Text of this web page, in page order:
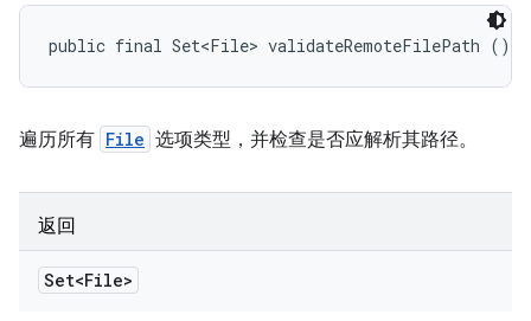
public final Set<File> validateRemoteFilePath ()
遍历所有 File 选项类型，并检查是否应解析其路径。
返回
Set<File>